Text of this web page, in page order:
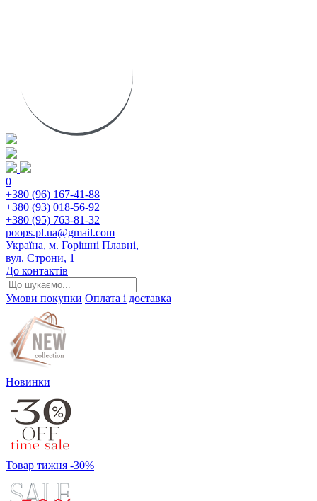
0
+380 (96) 167-41-88
+380 (93) 018-56-92
+380 (95) 763-81-32
poops.pl.ua@gmail.com
Україна, м. Горішні Плавні,
вул. Строни, 1
До контактів
Умови покупки Оплата і доставка
Новинки
Товар тижня -30%